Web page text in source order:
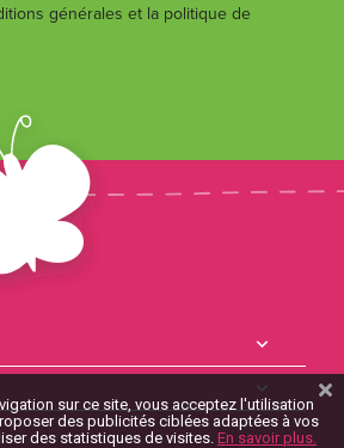
générales et la politique de


sur ce site, vous acceptez l'utilisation
des publicités ciblées adaptées à vos
des statistiques de visites. En savoir plus.